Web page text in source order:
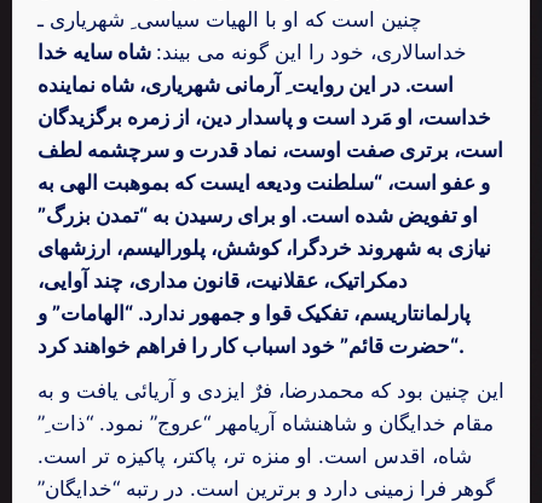
چنین است که او با الهیات سیاسی ِ شهریاری ـ
خداسالاری، خود را این گونه می بیند: شاه سایه خدا
است. در این روایت ِ آرمانی شهریاری، شاه نماینده
خداست، او مَرد است و پاسدار دین، از زمره برگزیدگان
است، برتری صفت اوست، نماد قدرت و سرچشمه لطف
و عفو است، “سلطنت ودیعه ایست که بموهبت الهی به
او تفویض شده است. او برای رسیدن به “تمدن بزرگ”
نیازی به شهروند خردگرا، کوشش، پلورالیسم، ارزشهای
دمکراتیک، عقلانیت، قانون مداری، چند آوایی،
پارلمانتاریسم، تفکیک قوا و جمهور ندارد. “الهامات” و
“حضرت قائم” خود اسباب کار را فراهم خواهند کرد.
این چنین بود که محمدرضا، فرٌ ایزدی و آریائی یافت و به
مقام خدایگان و شاهنشاه آریامهر “عروج” نمود. “ذات ِ”
شاه، اقدس است. او منزه‌ تر، پاکتر، پاکیزه‌ تر است.
گوهر فرا زمینی دارد و برترین است. در رتبه “خدایگان”